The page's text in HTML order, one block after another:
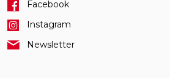
Facebook
Instagram
Newsletter